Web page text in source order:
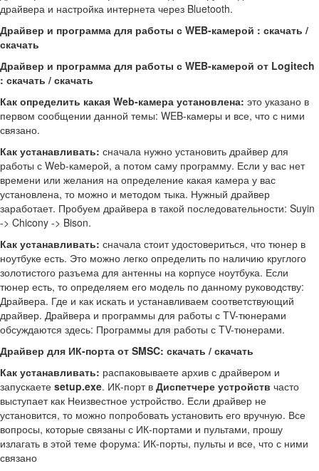
драйвера и настройка интернета через Bluetooth.
Драйвер и программа для работы с WEB-камерой : скачать /
скачать
Драйвер и программа для работы с WEB-камерой от Logitech
: скачать / скачать
Как определить какая Web-камера установлена: это указано в
первом сообщении данной темы: WEB-камеры и все, что с ними
связано.
Как устанавливать: сначала нужно установить драйвер для
работы с Web-камерой, а потом саму программу. Если у вас нет
времени или желания на определение какая камера у вас
установлена, то можно и методом тыка. Нужный драйвер
заработает. Пробуем драйвера в такой последовательности: Suyin
-> Chicony -> Bison.
Как устанавливать: сначала стоит удостовериться, что тюнер в
ноутбуке есть. Это можно легко определить по наличию круглого
золотистого разъема для антенны на корпусе ноутбука. Если
тюнер есть, то определяем его модель по данному руководству:
Драйвера. Где и как искать и устанавливаем соответствующий
драйвер. Драйвера и программы для работы с TV-тюнерами
обсуждаются здесь: Программы для работы с TV-тюнерами.
Драйвер для ИК-порта от SMSC: скачать / скачать
Как устанавливать: распаковываете архив с драйвером и
запускаете setup.exe. ИК-порт в Диспетчере устройств часто
выступает как Неизвестное устройство. Если драйвер не
установится, то можно попробовать установить его вручную. Все
вопросы, которые связаны с ИК-портами и пультами, прошу
излагать в этой теме форума: ИК-порты, пульты и все, что с ними
связано